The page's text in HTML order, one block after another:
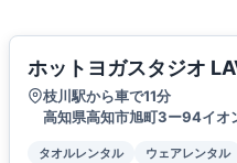
ホットヨガスタジオ
枝川駅から車で11分
高知県高知市旭町3ー94イオ
タオルレンタル ウェアレンタル